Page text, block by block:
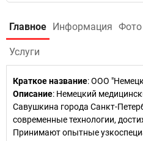
Главное Информация Фото
Услуги
Краткое название:ООО
Описание: Немецкий
Савушкина города Санкт-
современные технологии,
Принимают опытные